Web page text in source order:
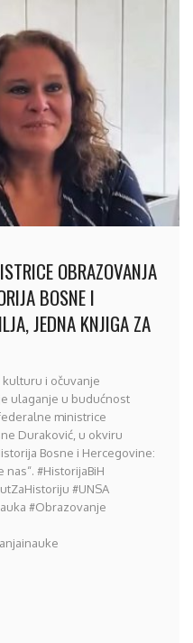
OBRAZOVANJA
BOSNE I
JEDNA KNJIGA ZA
i očuvanje
ulaganje u budućnost
ministrice
Duraković, u okviru
Bosne i Hercegovine:
nas“. #HistorijaBiH
#UNSA
#Obrazovanje